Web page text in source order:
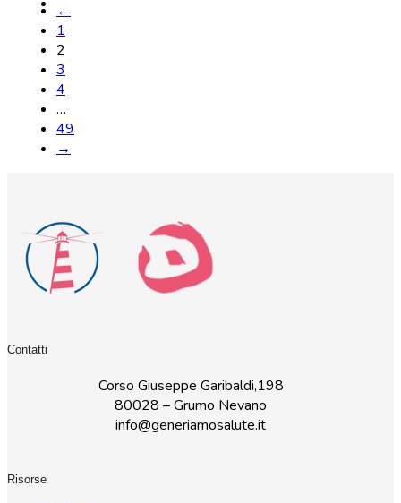
←
1
2
3
4
…
49
→
Contatti
Corso Giuseppe Garibaldi,198
80028 – Grumo Nevano
info@generiamosalute.it
Risorse